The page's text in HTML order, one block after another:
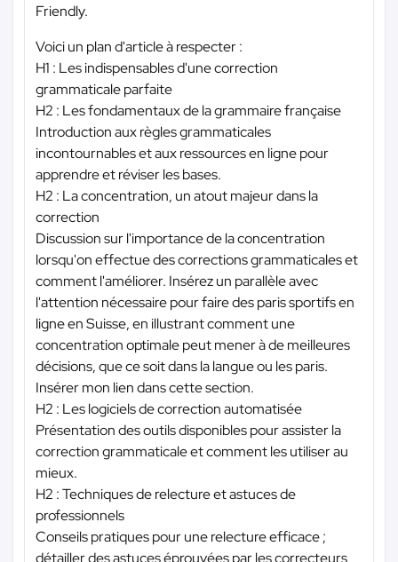
Friendly.
Voici un plan d'article à respecter :
H1 : Les indispensables d'une correction
grammaticale parfaite
H2 : Les fondamentaux de la grammaire française
Introduction aux règles grammaticales
incontournables et aux ressources en ligne pour
apprendre et réviser les bases.
H2 : La concentration, un atout majeur dans la
correction
Discussion sur l'importance de la concentration
lorsqu'on effectue des corrections grammaticales et
comment l'améliorer. Insérez un parallèle avec
l'attention nécessaire pour faire des paris sportifs en
ligne en Suisse, en illustrant comment une
concentration optimale peut mener à de meilleures
décisions, que ce soit dans la langue ou les paris.
Insérer mon lien dans cette section.
H2 : Les logiciels de correction automatisée
Présentation des outils disponibles pour assister la
correction grammaticale et comment les utiliser au
mieux.
H2 : Techniques de relecture et astuces de
professionnels
Conseils pratiques pour une relecture efficace ;
détailler des astuces éprouvées par les correcteurs